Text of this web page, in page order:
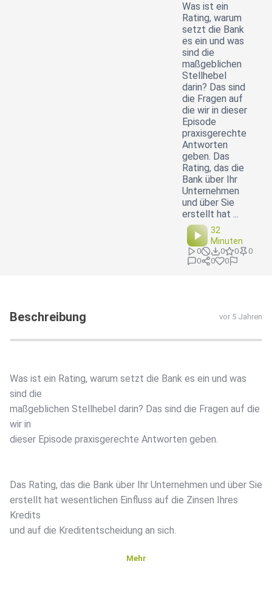
Was ist ein
Rating, warum
setzt die Bank
es ein und was
sind die
maßgeblichen
Stellhebel
darin? Das sind
die Fragen auf
die wir in dieser
Episode
praxisgerechte
Antworten
geben. Das
Rating, das die
Bank über Ihr
Unternehmen
und über Sie
erstellt hat ...
32
Minuten
0 0 0
0
0
0 0
Beschreibung vor 5 Jahren
Was ist ein Rating, warum setzt die Bank es ein und was
sind die
maßgeblichen Stellhebel darin? Das sind die Fragen auf die
wir in
dieser Episode praxisgerechte Antworten geben.
Das Rating, das die Bank über Ihr Unternehmen und über Sie
erstellt hat wesentlichen Einfluss auf die Zinsen Ihres
Kredits
und auf die Kreditentscheidung an sich.
Mehr